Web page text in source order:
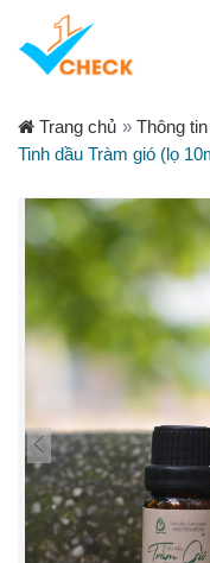
Trang chủ » Thông
Tinh dầu Tràm gió (lọ